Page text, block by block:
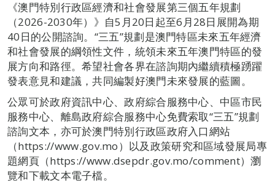
《澳門特別行政區經濟和社會發展第三個五年規劃
（2026-2030年）》自5月20日起至6月28日展開為期
40日的公開諮詢。“三五”規劃是澳門特區未來五年經濟
和社會發展的綱領性文件，統領未來五年澳門特區的發
展方向和路徑。希望社會各界在諮詢期內繼續積極踴躍
發表意見和建議，共同編製好澳門未來發展的藍圖。
公眾可於政府資訊中心、政府綜合服務中心、中區市民
服務中心、離島政府綜合服務中心免費索取“三五”規劃
諮詢文本，亦可於澳門特別行政區政府入口網站
（https://www.gov.mo）以及政策研究和區域發展局專
題網頁（https://www.dsepdr.gov.mo/comment）瀏
覽和下載文本電子檔。